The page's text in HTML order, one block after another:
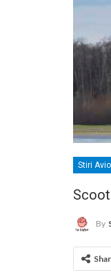
Stiri
By